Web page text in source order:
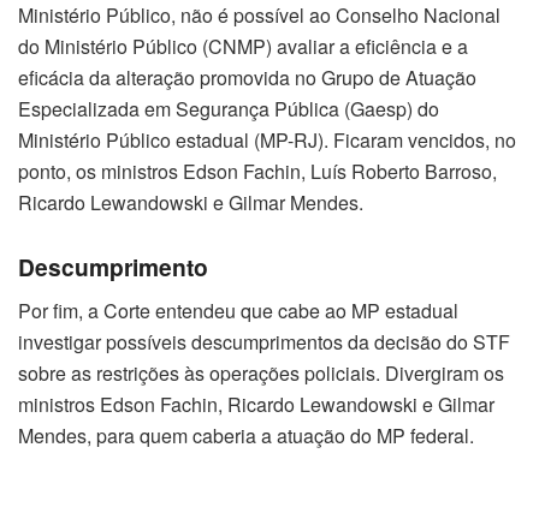
Ministério Público, não é possível ao Conselho Nacional
do Ministério Público (CNMP) avaliar a eficiência e a
eficácia da alteração promovida no Grupo de Atuação
Especializada em Segurança Pública (Gaesp) do
Ministério Público estadual (MP-RJ). Ficaram vencidos, no
ponto, os ministros Edson Fachin, Luís Roberto Barroso,
Ricardo Lewandowski e Gilmar Mendes.
Descumprimento
Por fim, a Corte entendeu que cabe ao MP estadual
investigar possíveis descumprimentos da decisão do STF
sobre as restrições às operações policiais. Divergiram os
ministros Edson Fachin, Ricardo Lewandowski e Gilmar
Mendes, para quem caberia a atuação do MP federal.